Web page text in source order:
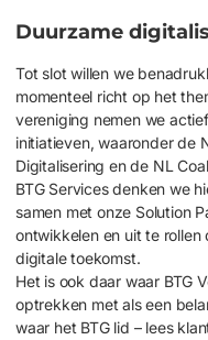
Duurzame
Tot slot willen we
momenteel richt op het
vereniging nemen we
initiatieven, waaronder de
Digitalisering en de NL
BTG Services denken we
samen met onze Solution
ontwikkelen en uit te
digitale toekomst.
Het is ook daar waar BTG
optrekken met als een
waar het BTG lid – lees